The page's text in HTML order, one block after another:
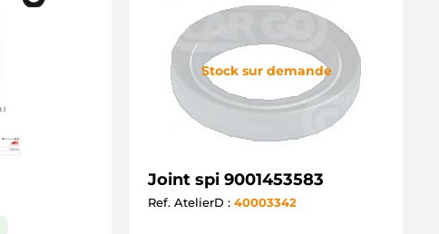
Stock sur demande
Joint spi 9001453583
Ref. AtelierD : 40003342